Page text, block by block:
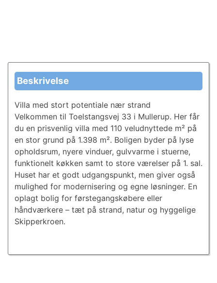
Beskrivelse
Villa med stort potentiale nær strand
Velkommen til Toelstangsvej 33 i Mullerup. Her får
du en prisvenlig villa med 110 veludnyttede m² på
en stor grund på 1.398 m². Boligen byder på lyse
opholdsrum, nyere vinduer, gulvvarme i stuerne,
funktionelt køkken samt to store værelser på 1. sal.
Huset har et godt udgangspunkt, men giver også
mulighed for modernisering og egne løsninger. En
oplagt bolig for førstegangskøbere eller
håndværkere – tæt på strand, natur og hyggelige
Skipperkroen.